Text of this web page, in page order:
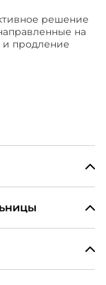
решение
на
и продление